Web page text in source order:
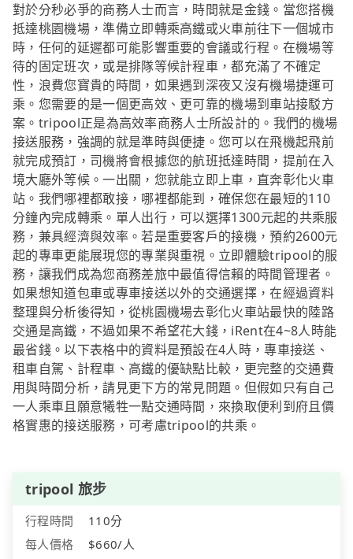
對於分秒必爭的商務人士而言，時間就是金錢。當您搭機
抵達桃園機場，準備立即轉乘高鐵或火車前往下一個城市
時，任何的延遲都可能影響重要的會議或行程。在機場等
待的固定班次，或是排隊等候計程車，都充滿了不確定
性，浪費您寶貴的時間，如果遇到深夜又沒有機場捷運可
乘。您需要的是一個更高效、更可靠的機場到車站接駁方
案。tripool正是為高效率商務人士所設計的。我們的機場
接送服務，強調的就是準時與便捷。您可以在飛機起飛前
就完成預訂，司機將會根據您的航班抵達時間，提前在入
境大廳外等候。一出關，您就能立即上車，直奔彰化火車
站。我們哪裡都敢接，哪裡都能到，確保您在最短的110
分鐘內完成轉乘。單人出行，可以選擇1300元起的共乘服
務，兼具經濟與效率。若是重要客戶的接機，預約2600元
起的專車更能展現您的專業與重視。立即體驗tripool的服
務，讓我們成為您商務差旅中最值得信賴的時間管理者。
如果想知道包車或專車接送以外的交通選擇，在經過資料
整理與分析後得知，從桃園機場去彰化火車站最快的陸路
交通是高鐵，不過如果不希望花大錢，iRent在4~8人時能
最省錢。以下表格中的資料是預設在4人時，專車接送、
租車自駕、計程車、高鐵的優缺點比較，更完整的交通費
用與時間分析，請見更下方的常見問題。但假如只有自己
一人乘車且願意犧牲一點交通時間，來換取便利到府且價
格實惠的接送服務，可考慮tripool的共乘。
tripool 旅步
行程時間
110分
每人價格
$660/人